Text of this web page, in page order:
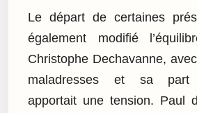
Le départ de certaines
également modifié
Christophe Dechavanne,
maladresses et sa part
apportait une tension. Paul